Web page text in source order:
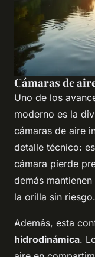
Cámaras de
Uno de los
moderno es la
cámaras de aire
detalle técnico:
cámara pierde
demás
la orilla sin riesgo.
Además, esta
hidrodinámica.